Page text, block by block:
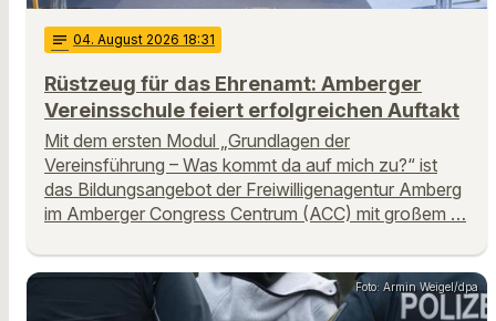
notes 04. August 2026 18:31
Rüstzeug für das Ehrenamt: Amberger
Vereinsschule feiert erfolgreichen Auftakt
Mit dem ersten Modul „Grundlagen der
Vereinsführung – Was kommt da auf mich zu?“ ist
das Bildungsangebot der Freiwilligenagentur Amberg
im Amberger Congress Centrum (ACC) mit großem …
Foto: Armin Weigel/dpa